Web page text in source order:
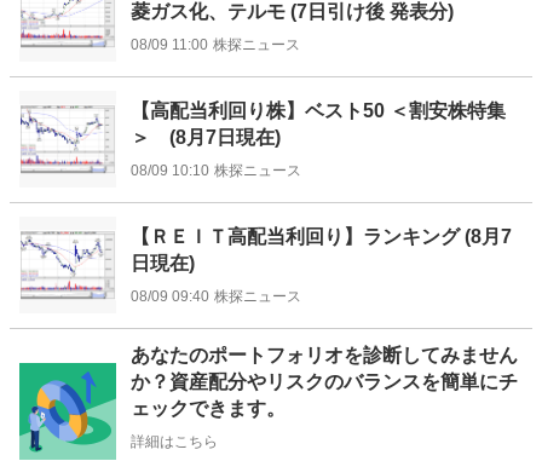
菱ガス化、テルモ (7日引け後 発表分)
08/09 11:00 株探ニュース
【高配当利回り株】ベスト50 ＜割安株特集
＞ (8月7日現在)
08/09 10:10 株探ニュース
【ＲＥＩＴ高配当利回り】ランキング (8月7
日現在)
08/09 09:40 株探ニュース
あなたのポートフォリオを診断してみません
か？資産配分やリスクのバランスを簡単にチ
ェックできます。
詳細はこちら